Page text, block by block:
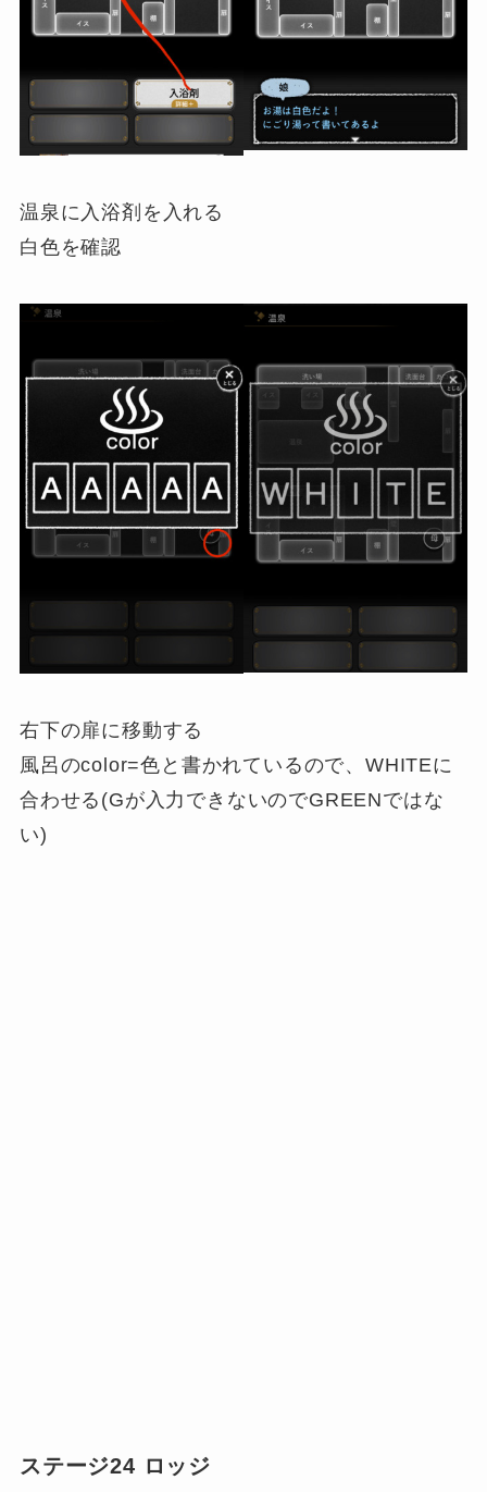
温泉に入浴剤を入れる
白色を確認
右下の扉に移動する
風呂のcolor=色と書かれているので、WHITEに
合わせる(Gが入力できないのでGREENではな
い)
ステージ24 ロッジ